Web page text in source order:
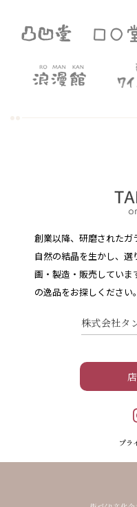
創業以降、研磨されたガ
自然の結晶を生かし、
画・製造・販売していま
の逸品をお探しください。
株式会社タ
プラ